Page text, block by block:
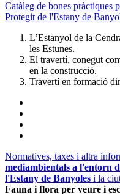
Catàleg de bones pràctiques
Protegit de l'Estany de
L’Estanyol de la
les Estunes.
El travertí, conegut
en la construcció.
Travertí en formació
Normatives, taxes i altra
mediambientals a l'entorn
l'Estany de Banyoles i la
Fauna i flora per veure i